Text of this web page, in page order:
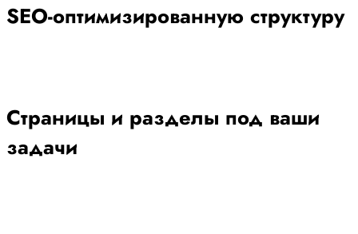
SEO-оптимизированную структуру
Страницы и разделы под ваши
задачи